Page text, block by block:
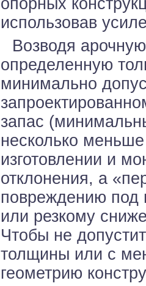
опорных
использовав
Возводя
определенную
минимально
запас
несколько
изготовлении и
отклонения, а
повреждению под
или резкому
Чтобы не
толщины или с
геометрию